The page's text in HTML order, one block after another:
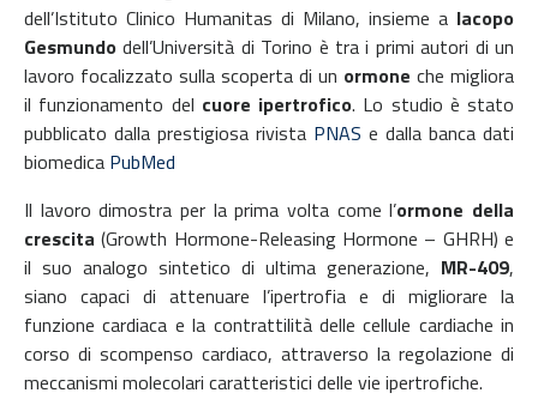
dell’Istituto Clinico Humanitas di Milano, insieme a Iacopo
Gesmundo dell’Università di Torino è tra i primi autori di un
lavoro focalizzato sulla scoperta di un ormone che migliora
il funzionamento del cuore ipertrofico. Lo studio è stato
pubblicato dalla prestigiosa rivista PNAS e dalla banca dati
biomedica PubMed
Il lavoro dimostra per la prima volta come l’ormone della
crescita (Growth Hormone-Releasing Hormone – GHRH) e
il suo analogo sintetico di ultima generazione, MR-409,
siano capaci di attenuare l’ipertrofia e di migliorare la
funzione cardiaca e la contrattilità delle cellule cardiache in
corso di scompenso cardiaco, attraverso la regolazione di
meccanismi molecolari caratteristici delle vie ipertrofiche.